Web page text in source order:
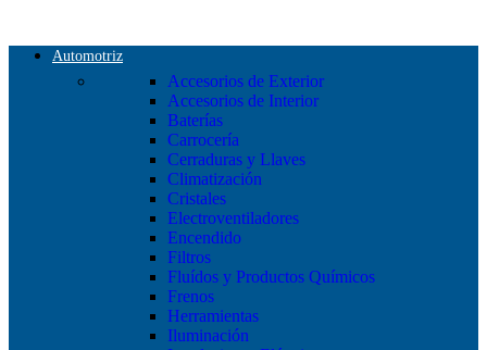
Automotriz
Accesorios de Exterior
Accesorios de Interior
Baterías
Carrocería
Cerraduras y Llaves
Climatización
Cristales
Electroventiladores
Encendido
Filtros
Fluídos y Productos Químicos
Frenos
Herramientas
Iluminación